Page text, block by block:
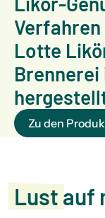
Lotte
Brennerei
Zu den
Lust auf